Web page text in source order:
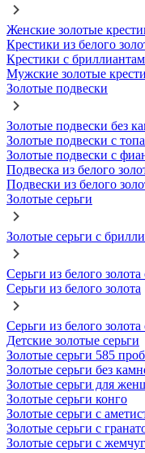
Женские золотые
Крестики из белого
Крестики с
Мужские золотые
Золотые подвески
Золотые подвески без
Золотые подвески с
Золотые подвески с
Подвеска из белого
Подвески из белого
Золотые серьги
Золотые серьги с
Серьги из белого
Серьги из белого золота
Серьги из белого
Детские золотые серьги
Золотые серьги 585
Золотые серьги без
Золотые серьги для
Золотые серьги конго
Золотые серьги с
Золотые серьги с
Золотые серьги с